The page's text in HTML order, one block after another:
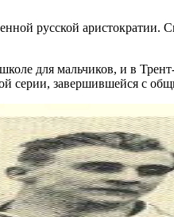
русской
для мальчиков, и в
серии, завершившейся с